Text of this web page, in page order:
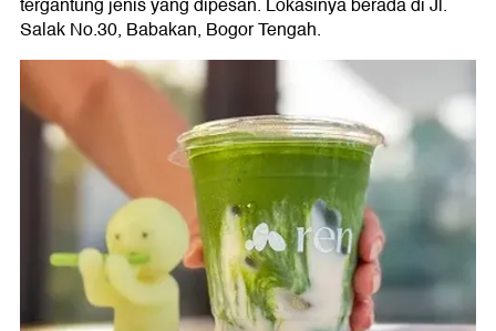
tergantung jenis yang dipesan. Lokasinya berada di Jl.
Salak No.30, Babakan, Bogor Tengah.